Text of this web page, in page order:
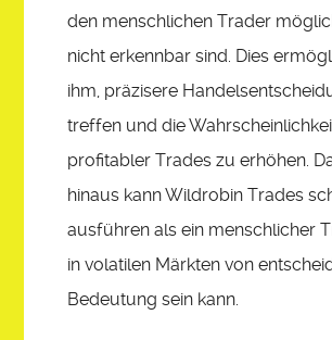
den menschlichen Trader
nicht erkennbar sind. Dies
ihm, präzisere
treffen und die
profitabler Trades zu erhöhen.
hinaus kann Wildrobin Trades
ausführen als ein menschlicher
in volatilen Märkten von
Bedeutung sein kann.